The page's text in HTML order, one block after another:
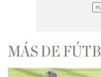
MÁS DE